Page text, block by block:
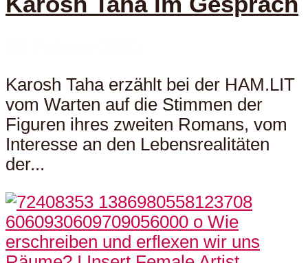
Karosh Taha erzählt bei der HAM.LIT
vom Warten auf die Stimmen der
Figuren ihres zweiten Romans, vom
Interesse an den Lebensrealitäten
der...